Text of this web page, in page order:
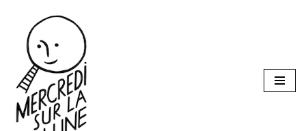
Aller
contenu